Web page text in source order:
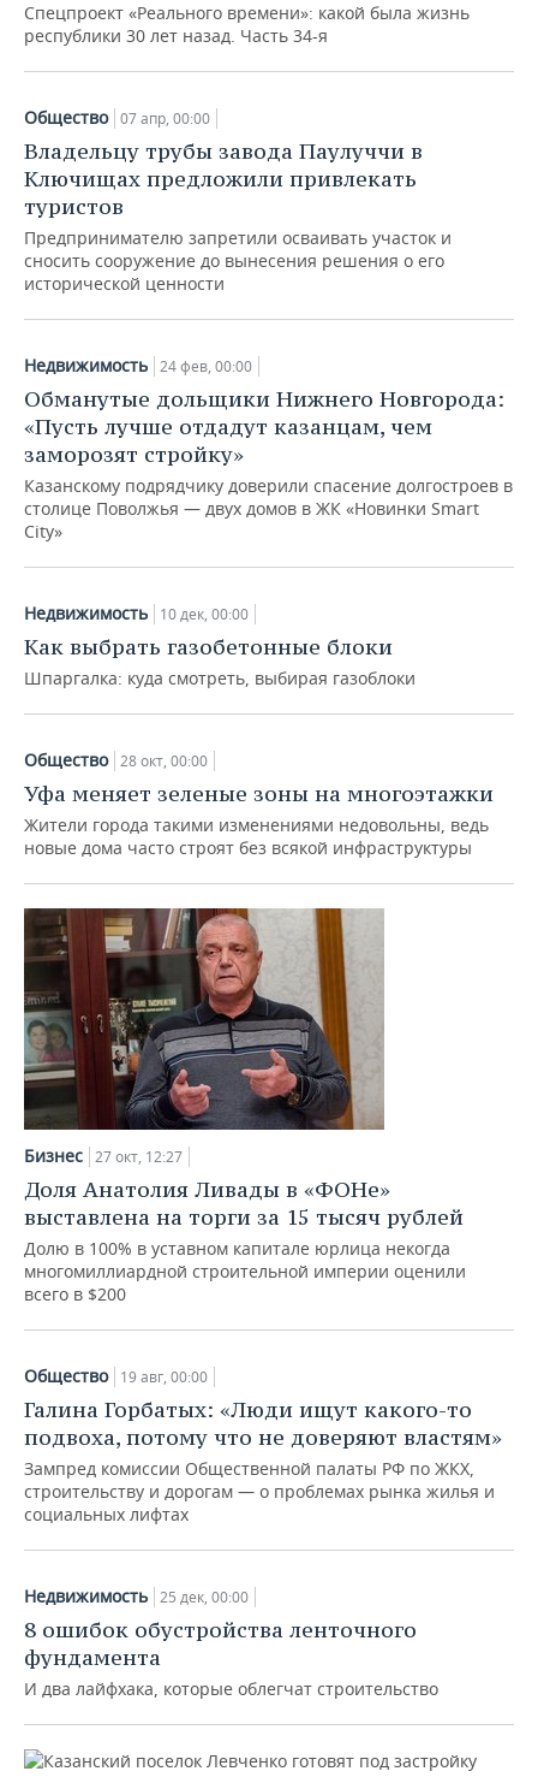
Спецпроект «Реального времени»: какой была жизнь
республики 30 лет назад. Часть 34-я
Общество 07 апр, 00:00
Владельцу трубы завода Паулуччи в
Ключищах предложили привлекать
туристов
Предпринимателю запретили осваивать участок и
сносить сооружение до вынесения решения о его
исторической ценности
Недвижимость 24 фев, 00:00
Обманутые дольщики Нижнего Новгорода:
«Пусть лучше отдадут казанцам, чем
заморозят стройку»
Казанскому подрядчику доверили спасение долгостроев в
столице Поволжья — двух домов в ЖК «Новинки Smart
City»
Недвижимость 10 дек, 00:00
Как выбрать газобетонные блоки
Шпаргалка: куда смотреть, выбирая газоблоки
Общество 28 окт, 00:00
Уфа меняет зеленые зоны на многоэтажки
Жители города такими изменениями недовольны, ведь
новые дома часто строят без всякой инфраструктуры
Бизнес 27 окт, 12:27
Доля Анатолия Ливады в «ФОНе»
выставлена на торги за 15 тысяч рублей
Долю в 100% в уставном капитале юрлица некогда
многомиллиардной строительной империи оценили
всего в $200
Общество 19 авг, 00:00
Галина Горбатых: «Люди ищут какого-то
подвоха, потому что не доверяют властям»
Зампред комиссии Общественной палаты РФ по ЖКХ,
строительству и дорогам — о проблемах рынка жилья и
социальных лифтах
Недвижимость 25 дек, 00:00
8 ошибок обустройства ленточного
фундамента
И два лайфхака, которые облегчат строительство